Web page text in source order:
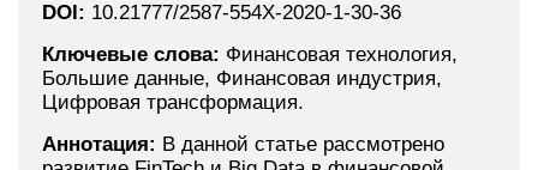
DOI: 10.21777/2587-554X-2020-1-30-36
Ключевые слова: Финансовая технология,
Большие данные, Финансовая индустрия,
Цифровая трансформация.
Аннотация: В данной статье рассмотрено